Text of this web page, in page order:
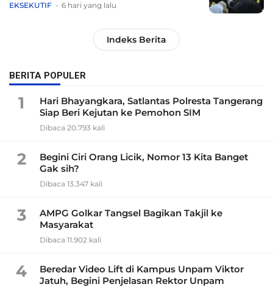
EKSEKUTIF 6 hari yang lalu
Indeks Berita
BERITA POPULER
1
Hari Bhayangkara, Satlantas Polresta Tangerang
Siap Beri Kejutan ke Pemohon SIM
Dibaca 20.793 kali
2
Begini Ciri Orang Licik, Nomor 13 Kita Banget
Gak sih?
Dibaca 13.347 kali
3
AMPG Golkar Tangsel Bagikan Takjil ke
Masyarakat
Dibaca 11.902 kali
4
Beredar Video Lift di Kampus Unpam Viktor
Jatuh, Begini Penjelasan Rektor Unpam